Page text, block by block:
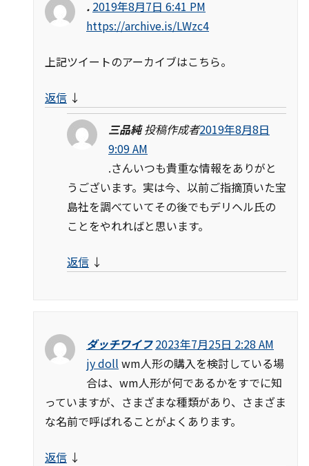
. 2019年8月7日 6:41 PM
https://archive.is/LWzc4
上記ツイートのアーカイブはこちら。
返信 ↓
三品純 投稿作成者2019年8月8日
9:09 AM
.さんいつも貴重な情報をありがと
うございます。実は今、以前ご指摘頂いた宝
島社を調べていてその後でもデリヘル氏の
ことをやれればと思います。
返信 ↓
ダッチワイフ 2023年7月25日 2:28 AM
jy doll wm人形の購入を検討している場
合は、wm人形が何であるかをすでに知
っていますが、さまざまな種類があり、さまざま
な名前で呼ばれることがよくあります。
返信 ↓